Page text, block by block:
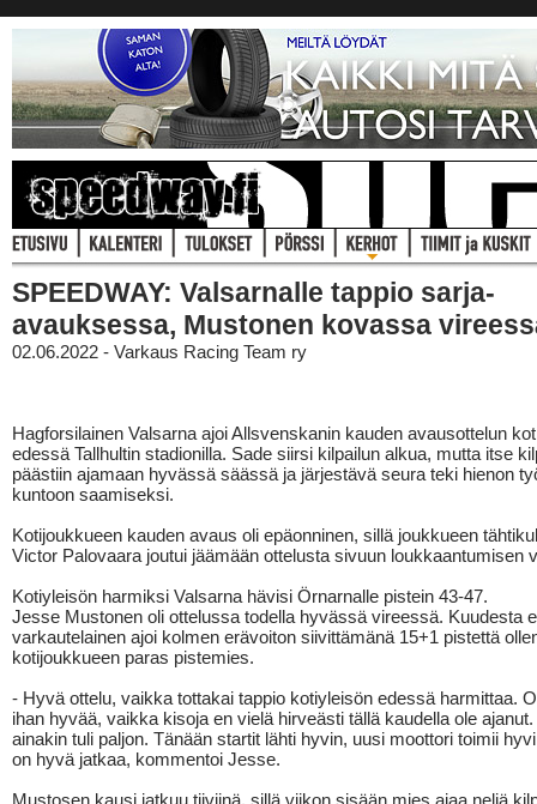
SPEEDWAY: Valsarnalle tappio sarja-
avauksessa, Mustonen kovassa
02.06.2022 - Varkaus Racing Team ry
Hagforsilainen Valsarna ajoi Allsvenskanin kauden avausottelun
edessä Tallhultin stadionilla. Sade siirsi kilpailun alkua, mutta itse
päästiin ajamaan hyvässä säässä ja järjestävä seura teki hienon
kuntoon saamiseksi.
Kotijoukkueen kauden avaus oli epäonninen, sillä joukkueen
Victor Palovaara joutui jäämään ottelusta sivuun loukkaantumisen
Kotiyleisön harmiksi Valsarna hävisi Örnarnalle pistein 43-47.
Jesse Mustonen oli ottelussa todella hyvässä vireessä. Kuudesta
varkautelainen ajoi kolmen erävoiton siivittämänä 15+1 pistettä
kotijoukkueen paras pistemies.
- Hyvä ottelu, vaikka tottakai tappio kotiyleisön edessä harmittaa.
ihan hyvää, vaikka kisoja en vielä hirveästi tällä kaudella ole
ainakin tuli paljon. Tänään startit lähti hyvin, uusi moottori toimii
on hyvä jatkaa, kommentoi Jesse.
Mustosen kausi jatkuu tiiviinä, sillä viikon sisään mies ajaa neljä